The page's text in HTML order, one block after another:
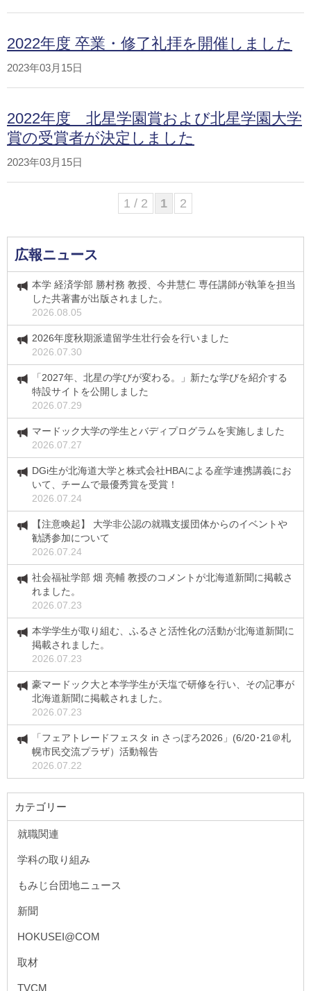
2022年度 卒業・修了礼拝を開催しました
2023年03月15日
2022年度 北星学園賞および北星学園大学
賞の受賞者が決定しました
2023年03月15日
1 / 2 1 2
広報ニュース
本学 経済学部 勝村務 教授、今井慧仁 専任講師が執筆を担当
した共著書が出版されました。
2026.08.05
2026年度秋期派遣留学生壮行会を行いました
2026.07.30
「2027年、北星の学びが変わる。」新たな学びを紹介する
特設サイトを公開しました
2026.07.29
マードック大学の学生とバディプログラムを実施しました
2026.07.27
DGi生が北海道大学と株式会社HBAによる産学連携講義にお
いて、チームで最優秀賞を受賞！
2026.07.24
【注意喚起】 大学非公認の就職支援団体からのイベントや
勧誘参加について
2026.07.24
社会福祉学部 畑 亮輔 教授のコメントが北海道新聞に掲載さ
れました。
2026.07.23
本学学生が取り組む、ふるさと活性化の活動が北海道新聞に
掲載されました。
2026.07.23
豪マードック大と本学学生が天塩で研修を行い、その記事が
北海道新聞に掲載されました。
2026.07.23
「フェアトレードフェスタ in さっぽろ2026」(6/20･21＠札
幌市民交流プラザ）活動報告
2026.07.22
カテゴリー
就職関連
学科の取り組み
もみじ台団地ニュース
新聞
HOKUSEI@COM
取材
TVCM